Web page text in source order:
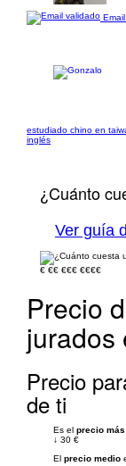
estudiado chino en
inglés
¿Cuánto
Ver guía
€ €€ €€€ €€€€
Precio
jurados
Precio
de ti
Es el precio
↓ 30 €
El precio medio